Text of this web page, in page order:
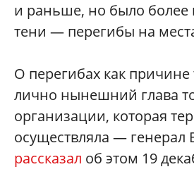
и раньше, но было более
тени — перегибы на
О перегибах как причине
лично нынешний глава
организации, которая
осуществляла — генерал
рассказал об этом 19